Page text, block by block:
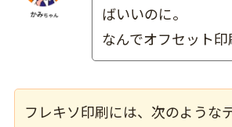
ばいいのに。
なんでオフセット
フレキソ印刷には、次のような